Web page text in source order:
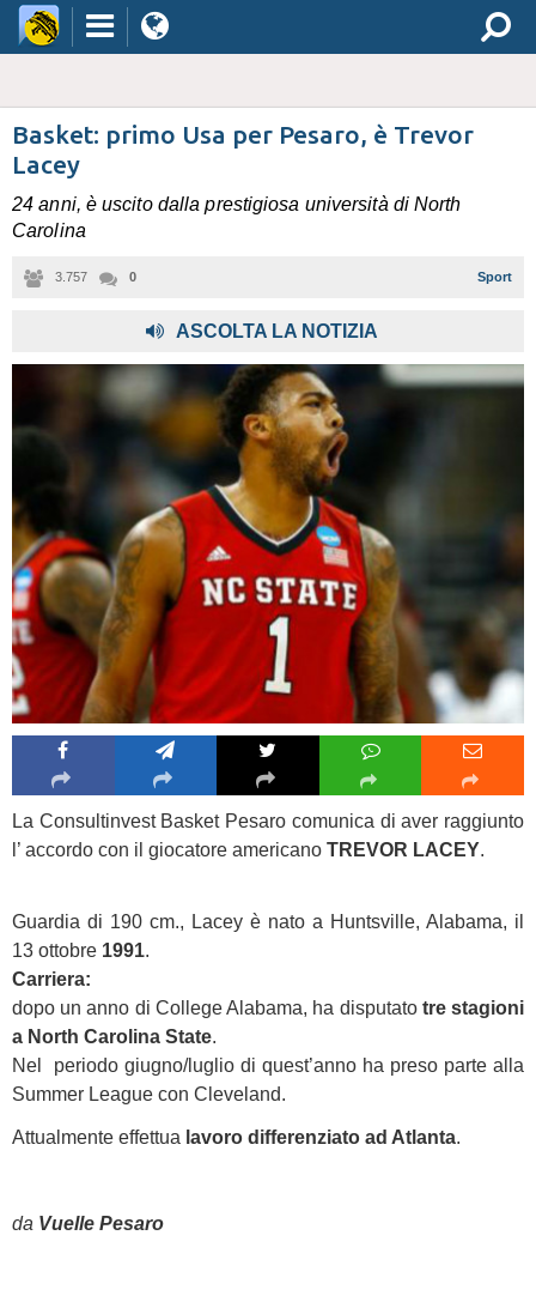
Basket: primo Usa per Pesaro, è Trevor
Lacey
24 anni, è uscito dalla prestigiosa università di North
Carolina
3.757 0 Sport
ASCOLTA LA NOTIZIA
La Consultinvest Basket Pesaro comunica di aver raggiunto
l’ accordo con il giocatore americano TREVOR LACEY.
Guardia di 190 cm., Lacey è nato a Huntsville, Alabama, il
13 ottobre 1991.
Carriera:
dopo un anno di College Alabama, ha disputato tre stagioni
a North Carolina State.
Nel periodo giugno/luglio di quest’anno ha preso parte alla
Summer League con Cleveland.
Attualmente effettua lavoro differenziato ad Atlanta.
da Vuelle Pesaro